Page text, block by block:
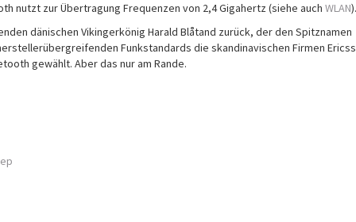
nutzt zur Übertragung Frequenzen von 2,4 Gigahertz (siehe auch WLAN).
dänischen Vikingerkönig Harald Blåtand zurück, der den Spitznamen
Funkstandards die skandinavischen Firmen
gewählt. Aber das nur am Rande.